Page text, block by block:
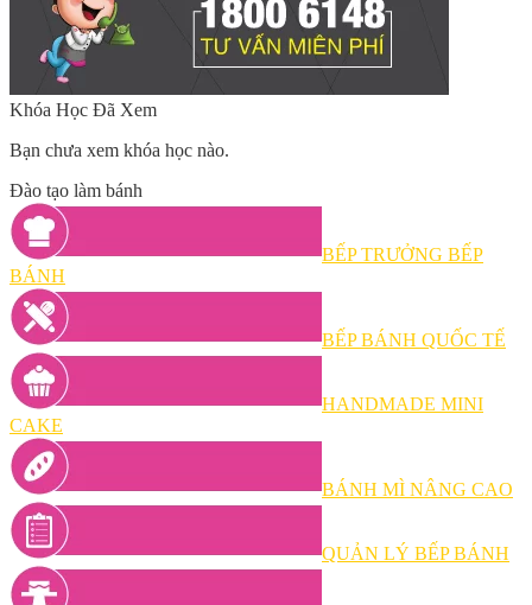
Khóa Học Đã Xem
Bạn chưa xem khóa học nào.
Đào tạo làm bánh
BẾP TRƯỞNG BẾP
BÁNH
BẾP BÁNH QUỐC TẾ
HANDMADE MINI
CAKE
BÁNH MÌ NÂNG CAO
QUẢN LÝ BẾP BÁNH